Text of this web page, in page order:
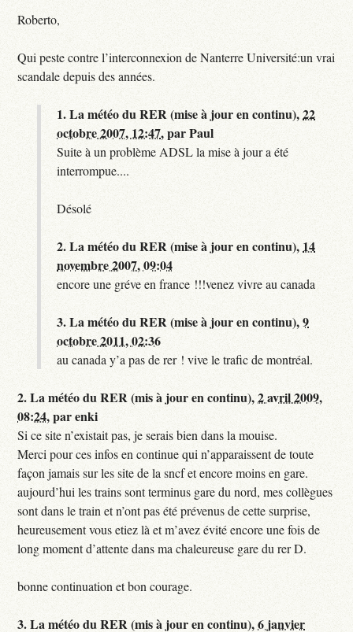
Roberto,
Qui peste contre l’interconnexion de Nanterre Université:un vrai
scandale depuis des années.
1.La météo du RER (mise à jour en continu),22
octobre 2007, 12:47,parPaul
Suite à un problème ADSL la mise à jour a été
interrompue....
Désolé
2.La météo du RER (mise à jour en continu), 14
novembre 2007, 09:04
encore une gréve en france !!!venez vivre au canada
3.La météo du RER (mise à jour en continu),9
octobre 2011, 02:36
au canada y’a pas de rer ! vive le trafic de montréal.
2.La météo du RER (mis à jour en continu),2 avril 2009,
08:24,parenki
Si ce site n’existait pas, je serais bien dans la mouise.
Merci pour ces infos en continue qui n’apparaissent de toute
façon jamais sur les site de la sncf et encore moins en gare.
aujourd’hui les trains sont terminus gare du nord, mes collègues
sont dans le train et n’ont pas été prévenus de cette surprise,
heureusement vous etiez là et m’avez évité encore une fois de
long moment d’attente dans ma chaleureuse gare du rer D.
bonne continuation et bon courage.
3.La météo du RER (mis à jour en continu),6 janvier